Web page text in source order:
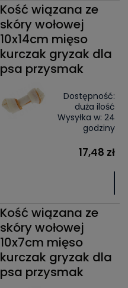
Kość wiązana ze
skóry wołowej
10x14cm mięso
kurczak gryzak dla
psa przysmak
Dostępność:
duża ilość
Wysyłka w: 24
godziny
17,48 zł
Kość wiązana ze
skóry wołowej
10x7cm mięso
kurczak gryzak dla
psa przysmak